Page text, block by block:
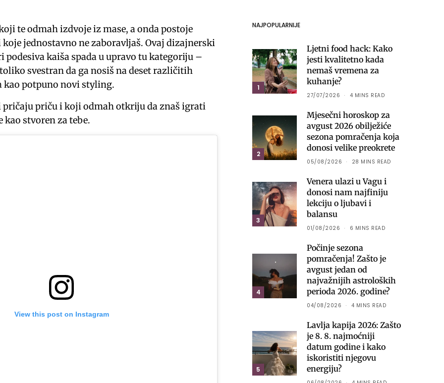
te odmah izdvoje iz mase, a onda postoje
jednostavno ne zaboravljaš. Ovaj dizajnerski
podesiva kaiša spada u upravo tu kategoriju –
svestran da ga nosiš na deset različitih
kao potpuno novi styling.
priču i koji odmah otkriju da znaš igrati
stvoren za tebe.
View this post on Instagram
NAJPOPULARNIJE
1
Ljetni food hack: Kako
jesti kvalitetno kada
nemaš vremena za
kuhanje?
27/07/2026 4 MINS READ
2
Mjesečni horoskop za
avgust 2026 obilježiće
sezona pomračenja koja
donosi velike preokrete
05/08/2026 28 MINS READ
3
Venera ulazi u Vagu i
donosi nam najfiniju
lekciju o ljubavi i
balansu
01/08/2026 6 MINS READ
4
Počinje sezona
pomračenja! Zašto je
avgust jedan od
najvažnijih astroloških
perioda 2026. godine?
04/08/2026 4 MINS READ
5
Lavlja kapija 2026: Zašto
je 8. 8. najmoćniji
datum godine i kako
iskoristiti njegovu
energiju?